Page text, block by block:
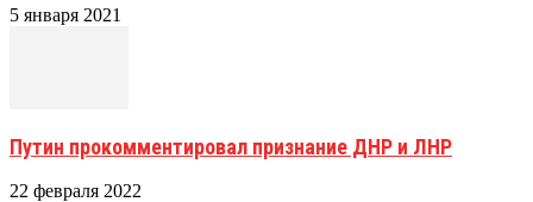
5 января 2021
Путин прокомментировал признание ДНР и ЛНР
22 февраля 2022